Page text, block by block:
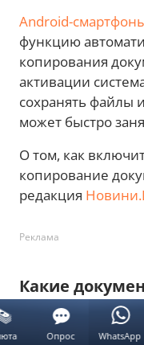
Android-
функцию
копирования
активации
сохранять файлы
может быстро
О том, как
копирование
редакция
Реклама
Какие
сохранять
Google начала
Опрос WhatsApp